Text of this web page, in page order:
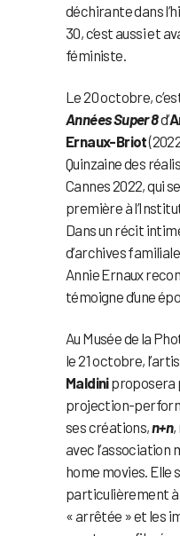
déchirante dans
30, c’est aussi et
féministe.
Le 20 octobre,
Années Super 8d’
Ernaux-Briot
Quinzaine des
Cannes 2022, qui
première à
Dans un récit
d’archives
Annie Ernaux
témoigne d’une
Au Musée de la
le 21 octobre,
Maldiniproposera
projection-
ses créations,n+n,
avec l’association
home movies. Elle
particulièrement à
« arrêtée » et les